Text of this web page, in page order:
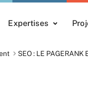
Expertises
SEO : LE PAGERANK